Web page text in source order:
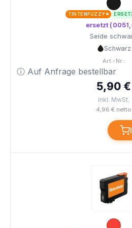
TINTENFUZZY®
ersetzt
Seide
Schwarz
Art.-Nr.:
ⓘ Auf Anfrage bestellbar
5,90 €
inkl. MwSt.
4,96 € netto